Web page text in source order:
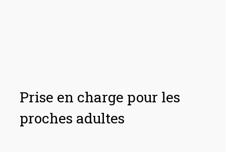
Prise en charge pour les
proches adultes